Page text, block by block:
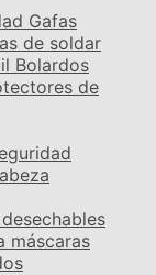
Gafas
de soldar
Bolardos
de
máscaras